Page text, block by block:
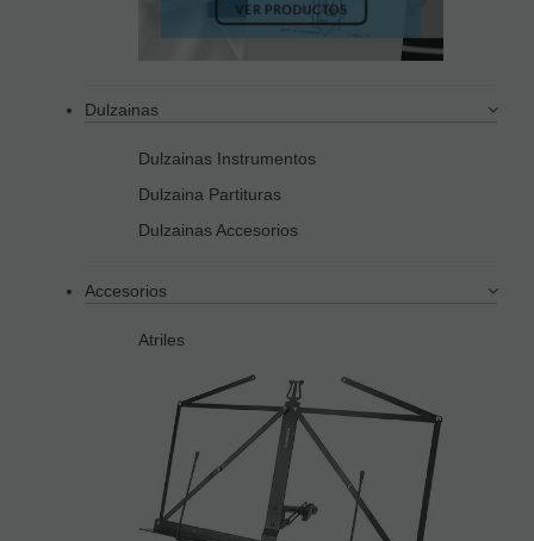
Dulzainas
Dulzainas Instrumentos
Dulzaina Partituras
Dulzainas Accesorios
Accesorios
Atriles